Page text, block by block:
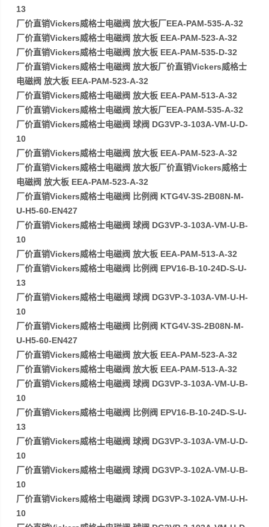
13
厂价直销Vickers威格士电磁阀 放大板厂EEA-PAM-535-A-32
厂价直销Vickers威格士电磁阀 放大板 EEA-PAM-523-A-32
厂价直销Vickers威格士电磁阀 放大板 EEA-PAM-535-D-32
厂价直销Vickers威格士电磁阀 放大板厂价直销Vickers威格士
电磁阀 放大板 EEA-PAM-523-A-32
厂价直销Vickers威格士电磁阀 放大板 EEA-PAM-513-A-32
厂价直销Vickers威格士电磁阀 放大板厂EEA-PAM-535-A-32
厂价直销Vickers威格士电磁阀 球阀 DG3VP-3-103A-VM-U-D-
10
厂价直销Vickers威格士电磁阀 放大板 EEA-PAM-523-A-32
厂价直销Vickers威格士电磁阀 放大板厂价直销Vickers威格士
电磁阀 放大板 EEA-PAM-523-A-32
厂价直销Vickers威格士电磁阀 比例阀 KTG4V-3S-2B08N-M-
U-H5-60-EN427
厂价直销Vickers威格士电磁阀 球阀 DG3VP-3-103A-VM-U-B-
10
厂价直销Vickers威格士电磁阀 放大板 EEA-PAM-513-A-32
厂价直销Vickers威格士电磁阀 比例阀 EPV16-B-10-24D-S-U-
13
厂价直销Vickers威格士电磁阀 球阀 DG3VP-3-103A-VM-U-H-
10
厂价直销Vickers威格士电磁阀 比例阀 KTG4V-3S-2B08N-M-
U-H5-60-EN427
厂价直销Vickers威格士电磁阀 放大板 EEA-PAM-523-A-32
厂价直销Vickers威格士电磁阀 放大板 EEA-PAM-513-A-32
厂价直销Vickers威格士电磁阀 球阀 DG3VP-3-103A-VM-U-B-
10
厂价直销Vickers威格士电磁阀 比例阀 EPV16-B-10-24D-S-U-
13
厂价直销Vickers威格士电磁阀 球阀 DG3VP-3-103A-VM-U-D-
10
厂价直销Vickers威格士电磁阀 球阀 DG3VP-3-102A-VM-U-B-
10
厂价直销Vickers威格士电磁阀 球阀 DG3VP-3-102A-VM-U-H-
10